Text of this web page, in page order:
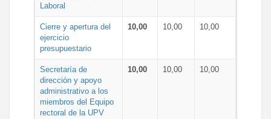
Laboral
Cierre y apertura del
ejercicio
presupuestario
10,00 10,00 10,00
Secretaría de
dirección y apoyo
administrativo a los
miembros del Equipo
rectoral de la UPV
10,00 10,00 10,00